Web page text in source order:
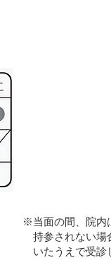
※当面の間、院内
持参されない場
いたうえで受診